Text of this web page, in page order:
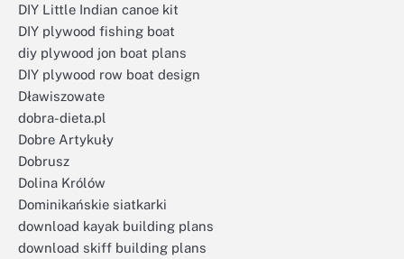
DIY Little Indian canoe kit
DIY plywood fishing boat
diy plywood jon boat plans
DIY plywood row boat design
Dławiszowate
dobra-dieta.pl
Dobre Artykuły
Dobrusz
Dolina Królów
Dominikańskie siatkarki
download kayak building plans
download skiff building plans